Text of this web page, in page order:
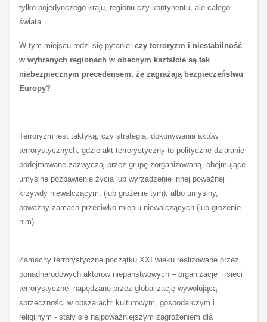
tylko pojedynczego kraju, regionu czy kontynentu, ale całego
świata.
W tym miejscu rodzi się pytanie: czy terroryzm i niestabilność
w wybranych regionach w obecnym kształcie są tak
niebezpiecznym precedensem, że zagrażają bezpieczeństwu
Europy?
Terroryzm jest taktyką, czy strategią, dokonywania aktów
terrorystycznych, gdzie akt terrorystyczny to polityczne działanie
podejmowane zazwyczaj przez grupę zorganizowaną, obejmujące
umyślne pozbawienie życia lub wyrządzenie innej poważnej
krzywdy niewalczącym, (lub grożenie tym), albo umyślny,
poważny zamach przeciwko mieniu niewalczących (lub grożenie
nim).
Zamachy terrorystyczne początku XXI wieku realizowane przez
ponadnarodowych aktorów niepaństwowych – organizacje i sieci
terrorystyczne napędzane przez globalizację wywołującą
sprzeczności w obszarach: kulturowym, gospodarczym i
religijnym - stały się najpoważniejszym zagrożeniem dla